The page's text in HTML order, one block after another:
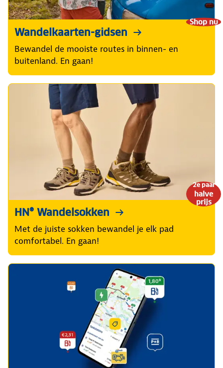
Shop nu
Wandelkaarten-gidsen
Bewandel de mooiste routes in binnen- en
buitenland. En gaan!
2e paar
halve
prijs
HN® Wandelsokken
Met de juiste sokken bewandel je elk pad
comfortabel. En gaan!